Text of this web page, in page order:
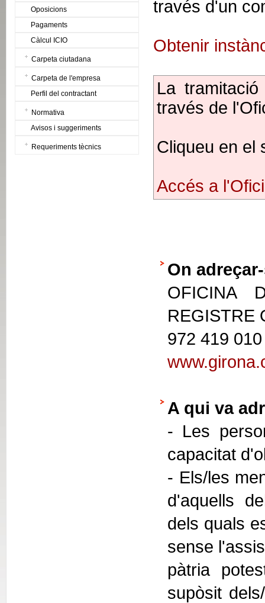
Oposicions
Pagaments
Càlcul ICIO
Carpeta ciutadana
Carpeta de l'empresa
Perfil del contractant
Normativa
Avisos i suggeriments
Requeriments tècnics
través d'un
Obtenir
La
través de
Cliqueu en el
Accés a
On
OFICINA
REGISTRE
972 419 010
A qui va
- Les
capacitat
- Els/les
d'aquells
dels quals
sense
pàtria
supòsit